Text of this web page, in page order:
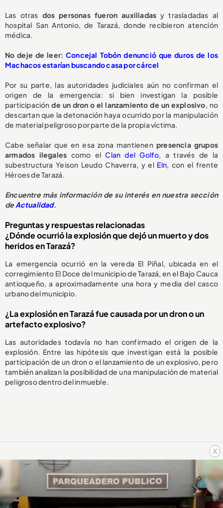
x
Las otras dos personas fueron auxiliadas y trasladadas al
hospital San Antonio, de Tarazá, donde recibieron atención
médica.
No deje de leer: Concejal Tobón denunció que duros de los
Machacos estarían buscando casa por cárcel
Por su parte, las autoridades judiciales aún no confirman el
origen de la emergencia: si bien investigan la posible
participaciónde un dron o el lanzamiento de un explosivo, no
descartan que la detonación haya ocurrido por la manipulación
de material peligroso por parte de la propia víctima.
Cabe señalar que en esa zona mantienen presencia grupos
armados ilegales como elClan del Golfo, a través de la
subestructura Yeison Leudo Chaverra, y el Eln, con el frente
Héroes de Tarazá.
Encuentre más información de su interés en nuestra sección
deActualidad.
Preguntas y respuestas relacionadas
¿Dónde ocurrió la explosión que dejó un muerto y dos
heridos en Tarazá?
La emergencia ocurrió en la vereda El Piñal, ubicada en el
corregimiento El Doce del municipio de Tarazá, en el Bajo Cauca
antioqueño, a aproximadamente una hora y media del casco
urbano del municipio.
¿La explosión en Tarazá fue causada por un dron o un
artefacto explosivo?
Las autoridades todavía no han confirmado el origen de la
explosión. Entre las hipótesis que investigan está la posible
participación de un dron o el lanzamiento de un explosivo, pero
también analizan la posibilidad de una manipulación de material
peligroso dentro del inmueble.